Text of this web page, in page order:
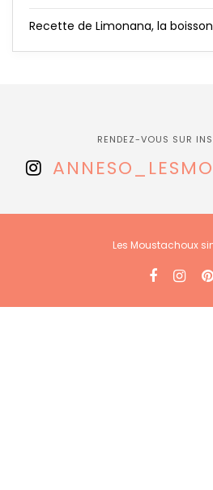
Recette de Limonana, la
RENDEZ-VOUS SUR
Les Moustachoux